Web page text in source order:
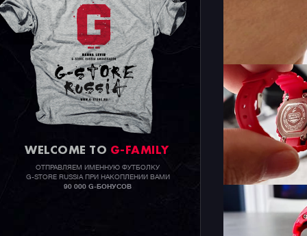
WELCOME TO G-FAMILY
ОТПРАВЛЯЕМ ИМЕННУЮ ФУТБОЛКУ
G-STORE RUSSIA ПРИ НАКОПЛЕНИИ ВАМИ
90 000 G-БОНУСОВ